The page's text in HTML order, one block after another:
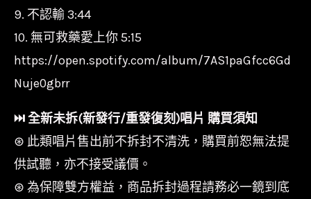
9. 不認輸 3:44
10. 無可救藥愛上你 5:15
https://open.spotify.com/album/7AS1paGfcc6Gd
Nuje0gbrr
⏭︎ 全新未拆(新發行/重發復刻)唱片 購買須知
⊛ 此類唱片售出前不拆封不清洗，購買前恕無法提
供試聽，亦不接受議價。
⊛ 為保障雙方權益，商品拆封過程請務必一鏡到底